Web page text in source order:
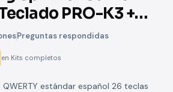
PRO-K3 +
+ Alfombrilla
Preguntas respondidas
en Kits completos
QWERTY estándar español 26 teclas